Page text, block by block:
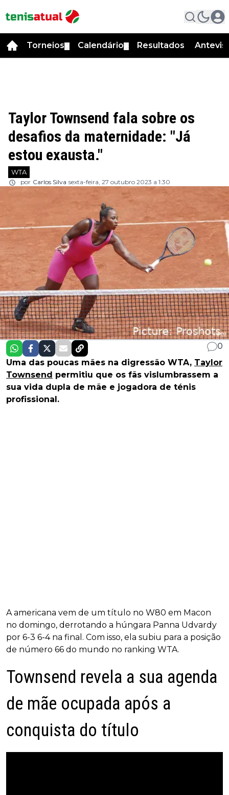
Torneios Calendário Resultados
Taylor Townsend fala sobre os
desafios da maternidade: "Já
estou exausta."
WTA
por Carlos Silva sexta-feira, 27 outubro 2023 a 1:30
0
Uma das poucas mães na digressão WTA, Taylor
Townsend permitiu que os fãs vislumbrassem a
sua vida dupla de mãe e jogadora de ténis
profissional.
A americana vem de um título no W80 em Macon
no domingo, derrotando a húngara Panna Udvardy
por 6-3 6-4 na final. Com isso, ela subiu para a posição
de número 66 do mundo no ranking WTA.
Townsend revela a sua agenda
de mãe ocupada após a
conquista do título